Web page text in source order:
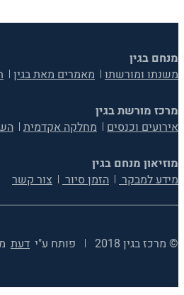
מנחם בגין
משנתו ומורשתו מאמרים מאת בגין
מרכז מורשת בגין
אירועים וכנסים מחלקה אקדמית
מוזיאון מנחם בגין
מידע למבקר הזמן סיור צור קשר
© מרכז בגין 2018 פותח ע"י דעת